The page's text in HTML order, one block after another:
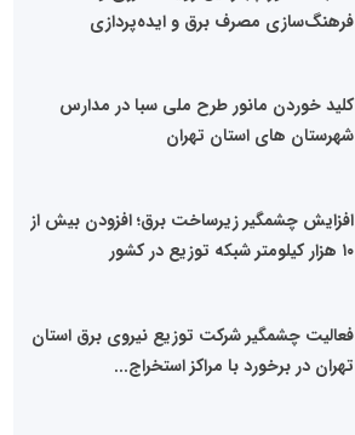
فرهنگ‌سازی مصرف برق و ایده‌پردازی
کلید خوردن مانور طرح ملی سبا در مدارس
شهرستان های استان تهران
افزایش چشمگیر زیرساخت برق؛ افزودن بیش از
۱۰ هزار کیلومتر شبکه توزیع در کشور
فعالیت چشمگیر شرکت توزیع نیروی برق استان
تهران در برخورد با مراکز استخراج...